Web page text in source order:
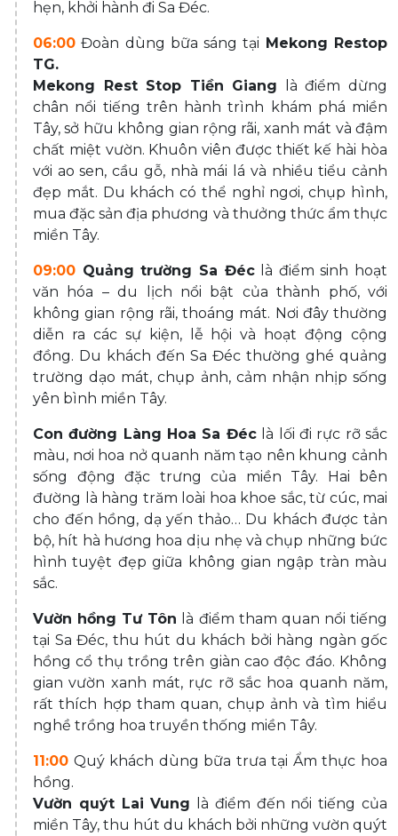
hẹn, khởi hành đi Sa Đéc.
06:00 Đoàn dùng bữa sáng tại Mekong Restop
TG.
Mekong Rest Stop Tiền Giang là điểm dừng
chân nổi tiếng trên hành trình khám phá miền
Tây, sở hữu không gian rộng rãi, xanh mát và đậm
chất miệt vườn. Khuôn viên được thiết kế hài hòa
với ao sen, cầu gỗ, nhà mái lá và nhiều tiểu cảnh
đẹp mắt. Du khách có thể nghỉ ngơi, chụp hình,
mua đặc sản địa phương và thưởng thức ẩm thực
miền Tây.
09:00 Quảng trường Sa Đéclà điểm sinh hoạt
văn hóa – du lịch nổi bật của thành phố, với
không gian rộng rãi, thoáng mát. Nơi đây thường
diễn ra các sự kiện, lễ hội và hoạt động cộng
đồng. Du khách đến Sa Đéc thường ghé quảng
trường dạo mát, chụp ảnh, cảm nhận nhịp sống
yên bình miền Tây.
Con đường Làng Hoa Sa Đéclà lối đi rực rỡ sắc
màu, nơi hoa nở quanh năm tạo nên khung cảnh
sống động đặc trưng của miền Tây. Hai bên
đường là hàng trăm loài hoa khoe sắc, từ cúc, mai
cho đến hồng, dạ yến thảo… Du khách được tản
bộ, hít hà hương hoa dịu nhẹ và chụp những bức
hình tuyệt đẹp giữa không gian ngập tràn màu
sắc.
Vườn hồng Tư Tôn là điểm tham quan nổi tiếng
tại Sa Đéc, thu hút du khách bởi hàng ngàn gốc
hồng cổ thụ trồng trên giàn cao độc đáo. Không
gian vườn xanh mát, rực rỡ sắc hoa quanh năm,
rất thích hợp tham quan, chụp ảnh và tìm hiểu
nghề trồng hoa truyền thống miền Tây.
11:00 Quý khách dùng bữa trưa tại Ẩm thực hoa
hồng.
Vườn quýt Lai Vung là điểm đến nổi tiếng của
miền Tây, thu hút du khách bởi những vườn quýt